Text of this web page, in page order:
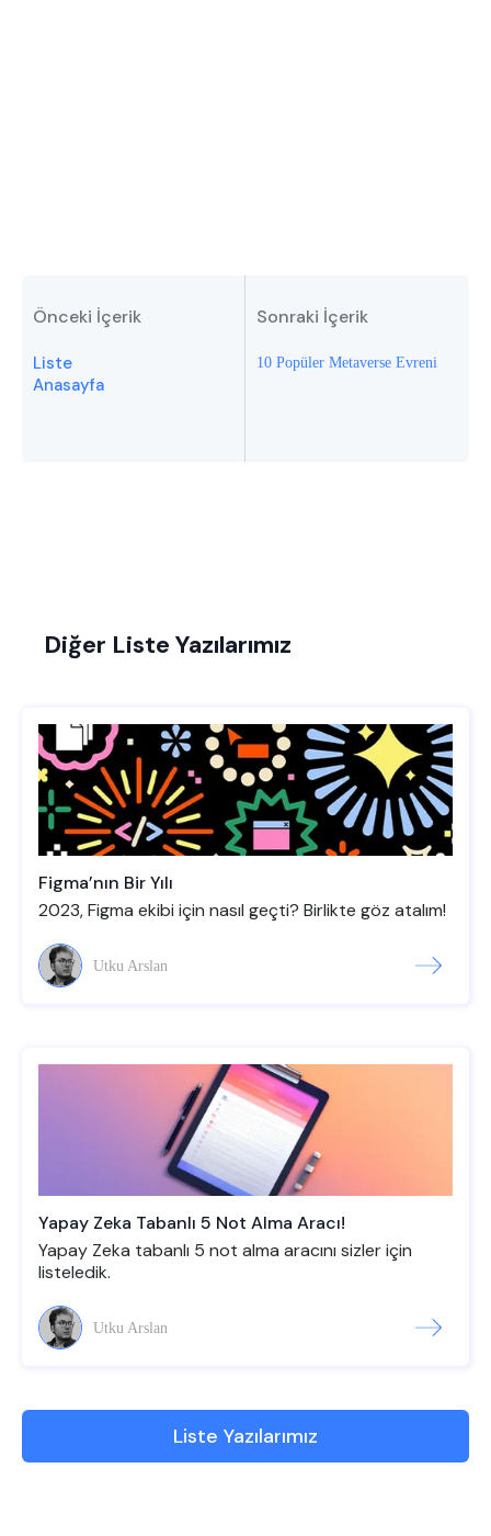
Önceki İçerik
Liste
Anasayfa
Sonraki İçerik
10 Popüler Metaverse Evreni
Diğer Liste Yazılarımız
Figma’nın Bir Yılı
2023, Figma ekibi için nasıl geçti? Birlikte göz atalım!
Utku Arslan
Yapay Zeka Tabanlı 5 Not Alma Aracı!
Yapay Zeka tabanlı 5 not alma aracını sizler için
listeledik.
Utku Arslan
Liste Yazılarımız